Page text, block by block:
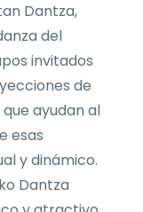
Dantza,
del
invitados
de
ayudan al
esas
y dinámico.
Dantza